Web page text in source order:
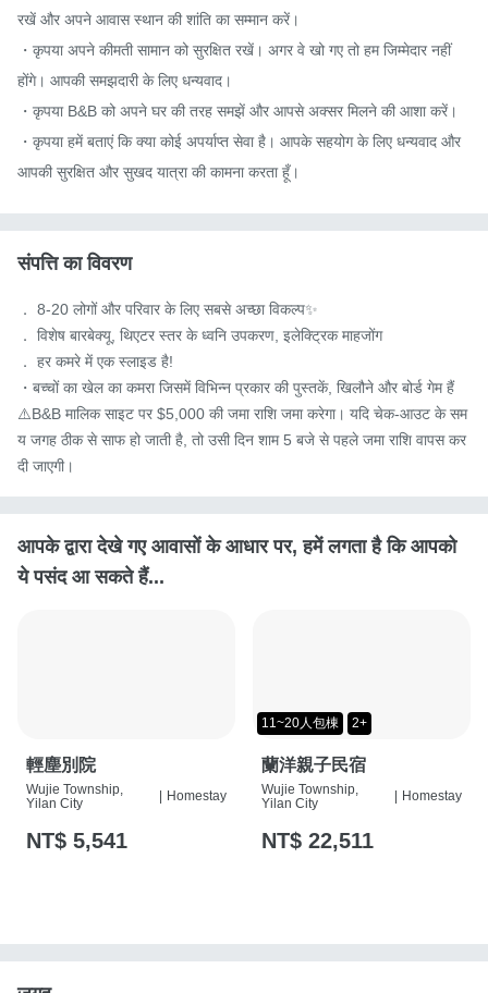
रखें और अपने आवास स्थान की शांति का सम्मान करें।
・कृपया अपने कीमती सामान को सुरक्षित रखें। अगर वे खो गए तो हम जिम्मेदार नहीं
होंगे। आपकी समझदारी के लिए धन्यवाद।
・कृपया B&B को अपने घर की तरह समझें और आपसे अक्सर मिलने की आशा करें।
・कृपया हमें बताएं कि क्या कोई अपर्याप्त सेवा है। आपके सहयोग के लिए धन्यवाद और
आपकी सुरक्षित और सुखद यात्रा की कामना करता हूँ।
संपत्ति का विवरण
． 8-20 लोगों और परिवार के लिए सबसे अच्छा विकल्प✨
． विशेष बारबेक्यू, थिएटर स्तर के ध्वनि उपकरण, इलेक्ट्रिक माहजोंग
． हर कमरे में एक स्लाइड है!
・बच्चों का खेल का कमरा जिसमें विभिन्न प्रकार की पुस्तकें, खिलौने और बोर्ड गेम हैं
⚠️B&B मालिक साइट पर $5,000 की जमा राशि जमा करेगा। यदि चेक-आउट के सम
य जगह ठीक से साफ हो जाती है, तो उसी दिन शाम 5 बजे से पहले जमा राशि वापस कर
दी जाएगी।
आपके द्वारा देखे गए आवासों के आधार पर, हमें लगता है कि आपको
ये पसंद आ सकते हैं...
輕塵別院
Wujie Township,
Yilan City
Homestay
NT$ 5,541
11~20人包棟 2+
蘭洋親子民宿
Wujie Township,
Yilan City
Homestay
NT$ 22,511